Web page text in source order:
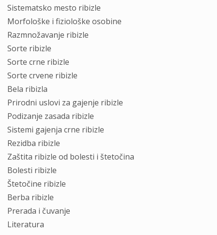
Sistematsko mesto ribizle
Morfološke i fiziološke osobine
Razmnožavanje ribizle
Sorte ribizle
Sorte crne ribizle
Sorte crvene ribizle
Bela ribizla
Prirodni uslovi za gajenje ribizle
Podizanje zasada ribizle
Sistemi gajenja crne ribizle
Rezidba ribizle
Zaštita ribizle od bolesti i štetočina
Bolesti ribizle
Štetočine ribizle
Berba ribizle
Prerada i čuvanje
Literatura